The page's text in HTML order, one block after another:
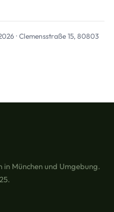
· Clemensstraße 15, 80803
in München und Umgebung.